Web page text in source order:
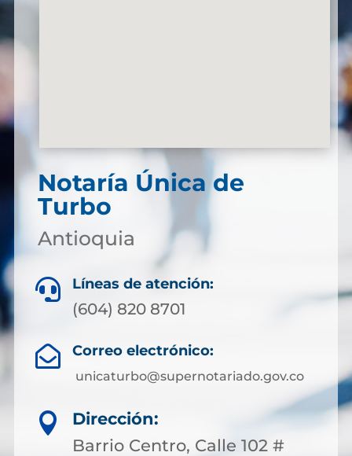
Notaría Única de
Turbo
Antioquia
 Líneas de atención:
(604) 820 8701
 Correo electrónico:
unicaturbo@supernotariado.gov.co

Dirección:
Barrio Centro, Calle 102 #